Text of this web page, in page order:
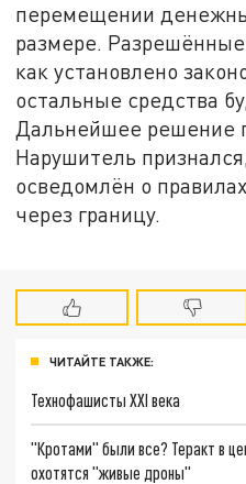
перемещении
размере.
как установлено
остальные средства
Дальнейшее решение
Нарушитель
осведомлён о
через границу.
ЧИТАЙТЕ ТАКЖЕ:
Технофашисты XXI века
"Кротами" были все? Теракт в
охотятся "живые дроны"